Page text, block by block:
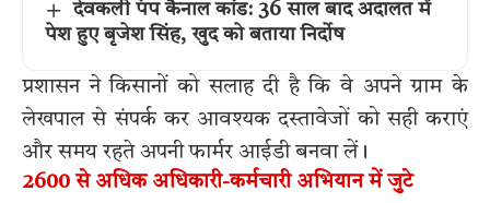
देवकली पंप कैनाल कांड: 36 साल बाद अदालत में
पेश हुए बृजेश सिंह, खुद को बताया निर्दोष
प्रशासन ने किसानों को सलाह दी है कि वे अपने ग्राम के
लेखपाल से संपर्क कर आवश्यक दस्तावेजों को सही कराएं
और समय रहते अपनी फार्मर आईडी बनवा लें।
2600 से अधिक अधिकारी-कर्मचारी अभियान में जुटे